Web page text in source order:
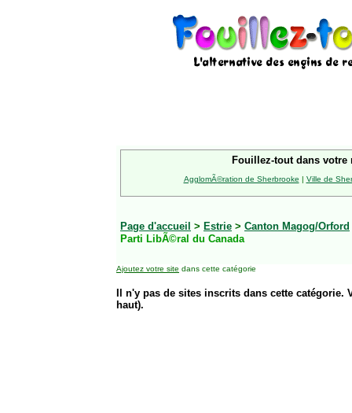
Fouillez-tout dans votre
AgglomÃ©ration de Sherbrooke | Ville de
Page d'accueil > Estrie > Canton Magog/Orford
Parti LibÃ©ral du Canada
Ajoutez votre site dans cette catégorie
Il n'y pas de sites inscrits dans cette
haut).